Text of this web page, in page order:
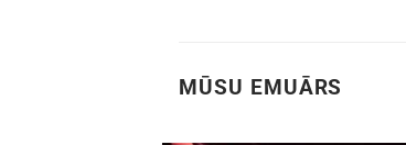
MŪSU EMUĀRS